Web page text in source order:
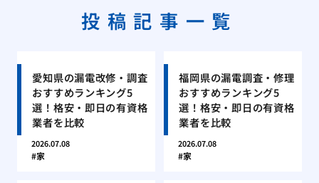
投稿記事一覧
愛知県の漏電改修・調査
おすすめランキング5
選！格安・即日の有資格
業者を比較
2026.07.08
家
福岡県の漏電調査・修理
おすすめランキング5
選！格安・即日の有資格
業者を比較
2026.07.08
家